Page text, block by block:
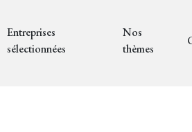
Entreprises
sélectionnées
Nos
thèmes